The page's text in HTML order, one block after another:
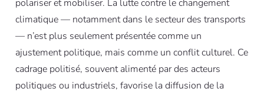
polariser et mobiliser. La lutte contre le changement
climatique — notamment dans le secteur des transports
— n’est plus seulement présentée comme un
ajustement politique, mais comme un conflit culturel. Ce
cadrage politisé, souvent alimenté par des acteurs
politiques ou industriels, favorise la diffusion de la